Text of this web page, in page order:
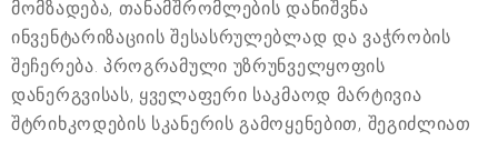
მომზადება, თანამშრომლების დანიშვნა
ინვენტარიზაციის შესასრულებლად და ვაჭრობის
შეჩერება. პროგრამული უზრუნველყოფის
დანერგვისას, ყველაფერი საკმაოდ მარტივია
შტრიხკოდების სკანერის გამოყენებით, შეგიძლიათ